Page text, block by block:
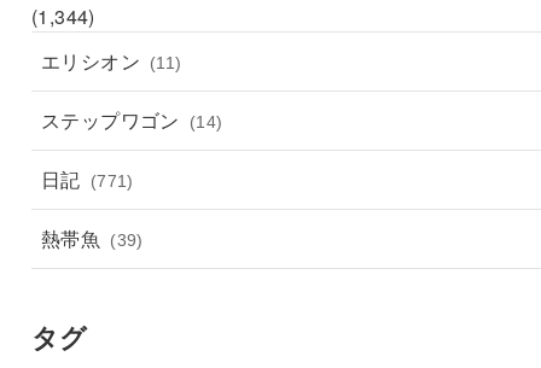
(1,344)
エリシオン
(11)
ステップワゴン (14)
日記 (771)
熱帯魚 (39)
タグ